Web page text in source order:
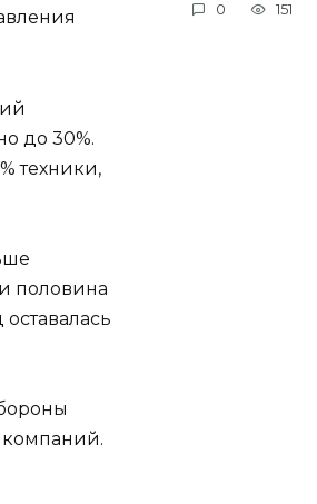
до 30%.
техники,
половина
компаний.
0 151